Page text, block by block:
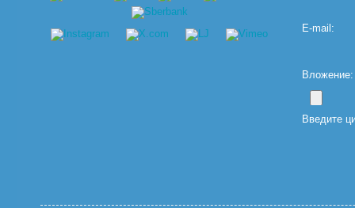
E-mail:
Введите